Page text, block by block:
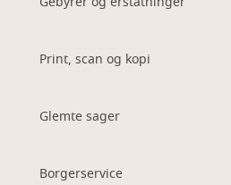
Print, scan og kopi
Glemte sager
Borgerservice